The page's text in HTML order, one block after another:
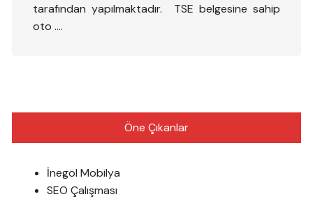
tarafından yapılmaktadır. TSE belgesine sahip
oto ….
Öne Çıkanlar
İnegöl Mobilya
SEO Çalışması